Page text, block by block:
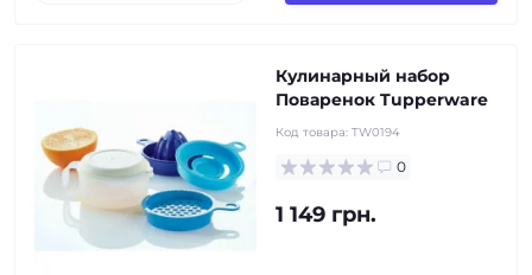
Кулинарный набор
Поваренок Tupperware
Код товара: TW0194
0
1 149 грн.